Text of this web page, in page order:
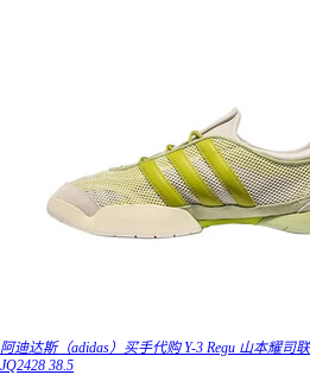
阿迪达斯（adidas）买手代购 Y-3 Regu 山本耀司
JQ2428 38.5